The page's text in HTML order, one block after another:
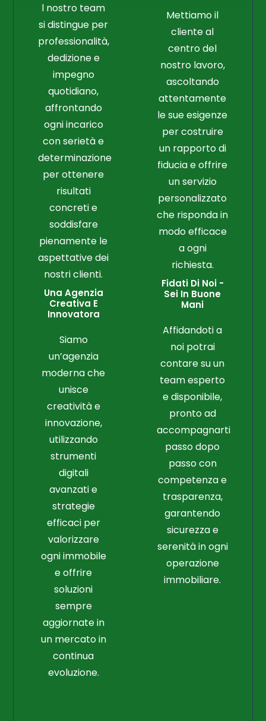
l nostro team
si distingue per
professionalità,
dedizione e
impegno
quotidiano,
affrontando
ogni incarico
con serietà e
determinazione
per ottenere
risultati
concreti e
soddisfare
pienamente le
aspettative dei
nostri clienti.
Una Agenzia
Creativa E
Innovatora
Siamo
un’agenzia
moderna che
unisce
creatività e
innovazione,
utilizzando
strumenti
digitali
avanzati e
strategie
efficaci per
valorizzare
ogni immobile
e offrire
soluzioni
sempre
aggiornate in
un mercato in
continua
evoluzione.
Mettiamo il
cliente al
centro del
nostro lavoro,
ascoltando
attentamente
le sue esigenze
per costruire
un rapporto di
fiducia e offrire
un servizio
personalizzato
che risponda in
modo efficace
a ogni
richiesta.
Fidati Di Noi -
Sei In Buone
Mani
Affidandoti a
noi potrai
contare su un
team esperto
e disponibile,
pronto ad
accompagnarti
passo dopo
passo con
competenza e
trasparenza,
garantendo
sicurezza e
serenità in ogni
operazione
immobiliare.